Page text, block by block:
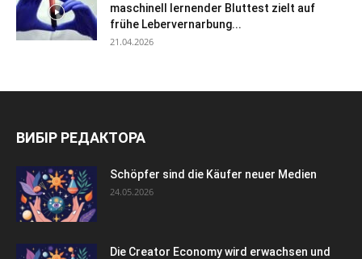
maschinell lernender Bluttest zielt auf
frühe Lebervernarbung...
21.04.2026
ВИБІР РЕДАКТОРА
Schöpfer sind die Käufer neuer Medien
24.05.2026
Die Creator Economy wird erwachsen und